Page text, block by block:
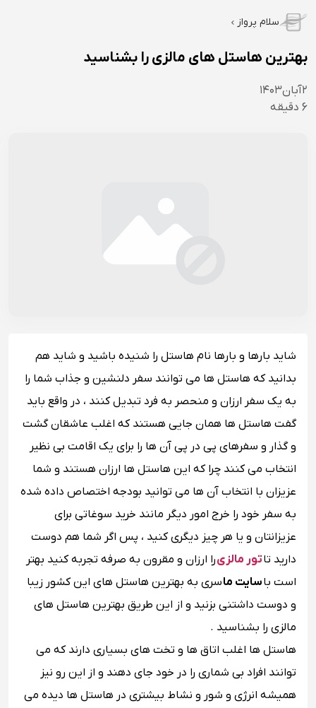
سلام پرواز
بهترین هاستل های مالزی را بشناسید
۲آبان۱۴۰۳
6 دقیقه
شاید بارها و بارها نام هاستل را شنیده باشید و شاید هم
بدانید که هاستل ها می توانند سفر دلنشین و جذاب شما را
به یک سفر ارزان و منحصر به فرد تبدیل کنند ، در واقع باید
گفت هاستل ها همان جایی هستند که اغلب عاشقان گشت
و گذار و سفرهای پی در پی آن ها را برای یک اقامت بی نظیر
انتخاب می کنند چرا که این هاستل ها ارزان هستند و شما
عزیزان با انتخاب آن ها می توانید بودجه اختصاص داده شده
به سفر خود را خرج امور دیگر مانند خرید سوغاتی برای
عزیزانتان و یا هر چیز دیگری کنید ، پس اگر شما هم دوست
دارید تاتور مالزیرا ارزان و مقرون به صرفه تجربه کنید بهتر
است باسایت ماسری به بهترین هاستل های این کشور زیبا
و دوست داشتنی بزنید و از این طریق بهترین هاستل های
مالزی را بشناسید .
هاستل ها اغلب اتاق ها و تخت های بسیاری دارند که می
توانند افراد بی شماری را در خود جای دهند و از این رو نیز
همیشه انرژی و شور و نشاط بیشتری در هاستل ها دیده می